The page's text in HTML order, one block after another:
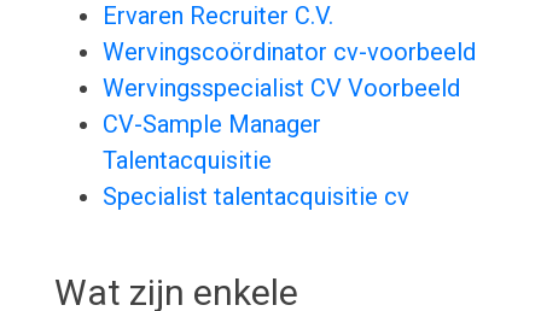
Ervaren Recruiter C.V.
Wervingscoördinator cv-voorbeeld
Wervingsspecialist CV Voorbeeld
CV-Sample Manager
Talentacquisitie
Specialist talentacquisitie cv
Wat zijn enkele